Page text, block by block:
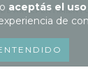
aceptás el
de
ARREPENTIMIENTO